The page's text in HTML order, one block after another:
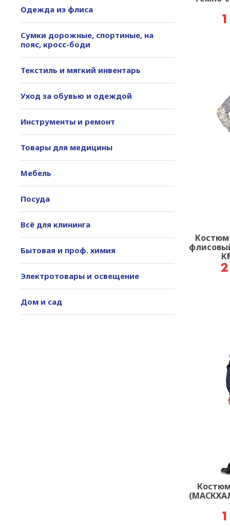
Одежда из флиса
Сумки дорожные, спортиные, на
пояс, кросс-боди
Текстиль и мягкий инвентарь
Уход за обувью и одеждой
Инструменты и ремонт
Товары для медицины
Мебель
Посуда
Всё для клининга
Бытовая и проф. химия
Электротовары и освещение
Дом и сад